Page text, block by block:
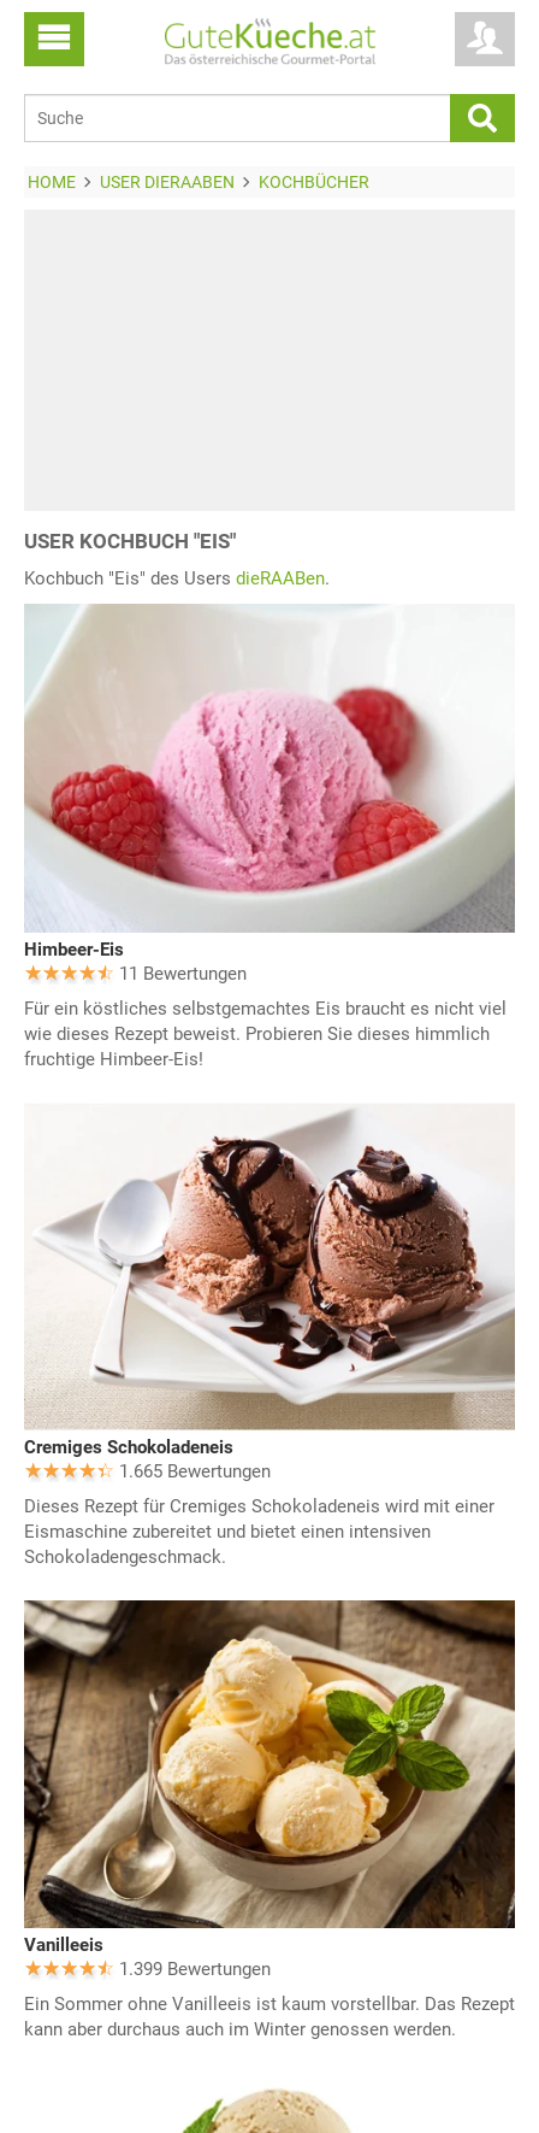
HOME USER DIERAABEN KOCHBÜCHER
USER KOCHBUCH "EIS"
Kochbuch "Eis" des Users dieRAABen.
Himbeer-Eis
11 Bewertungen
Für ein köstliches selbstgemachtes Eis braucht es nicht viel
wie dieses Rezept beweist. Probieren Sie dieses himmlich
fruchtige Himbeer-Eis!
Cremiges Schokoladeneis
1.665 Bewertungen
Dieses Rezept für Cremiges Schokoladeneis wird mit einer
Eismaschine zubereitet und bietet einen intensiven
Schokoladengeschmack.
Vanilleeis
1.399 Bewertungen
Ein Sommer ohne Vanilleeis ist kaum vorstellbar. Das Rezept
kann aber durchaus auch im Winter genossen werden.